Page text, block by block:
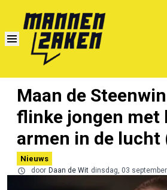
Maan de
flinke jongen met
armen in de lucht
Nieuws
door Daan de Wit dinsdag, 03